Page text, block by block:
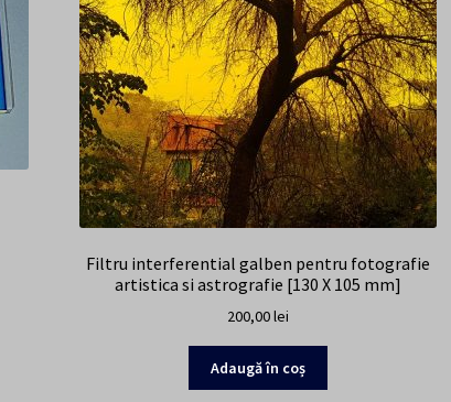
Filtru interferential galben pentru fotografie
artistica si astrografie [130 X 105 mm]
200,00lei
Adaugă în coș